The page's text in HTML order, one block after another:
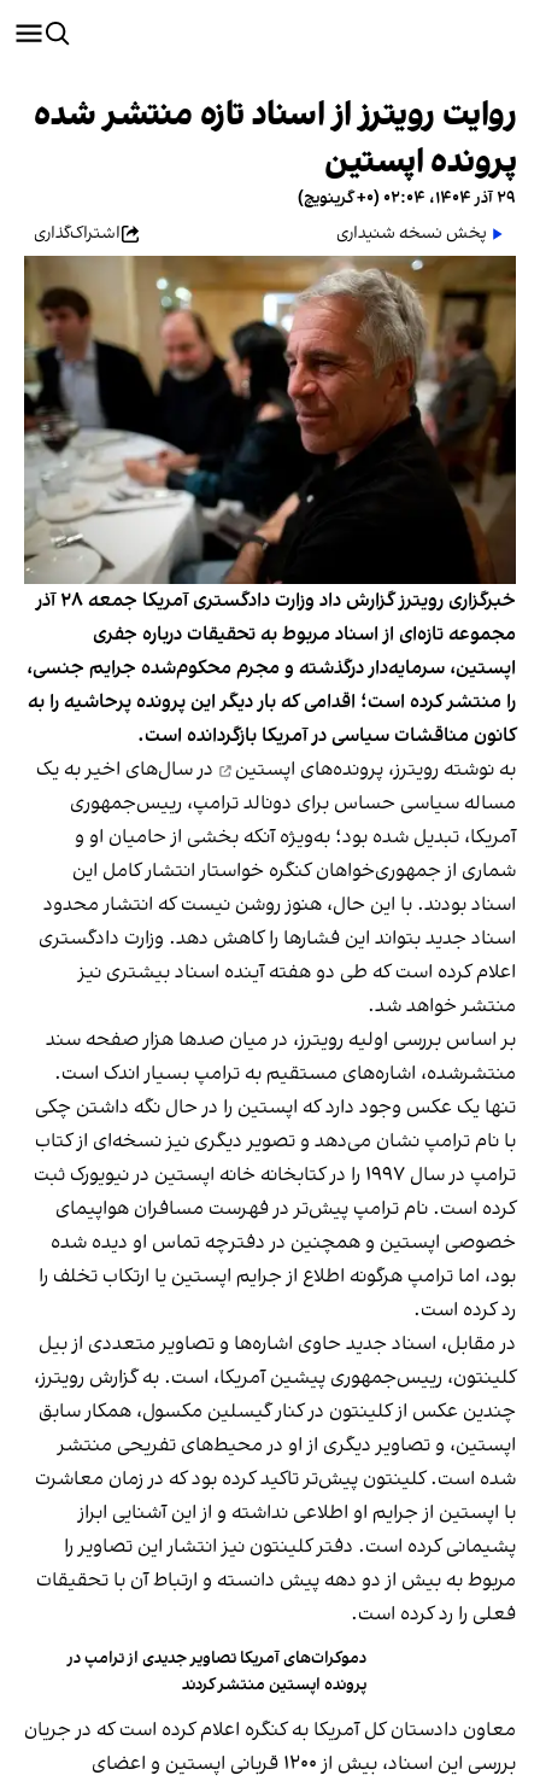
روایت رویترز از اسناد تازه منتشر شده
پرونده اپستین
۲۹ آذر ۱۴۰۴، ۰۲:۰۴ (‎+۰ گرینویچ)
پخش نسخه شنیداری
اشتراک‌گذاری
خبرگزاری رویترز گزارش داد وزارت دادگستری آمریکا جمعه ۲۸ آذر
مجموعه تازه‌ای از اسناد مربوط به تحقیقات درباره جفری
اپستین، سرمایه‌دار درگذشته و مجرم محکوم‌شده جرایم جنسی،
را منتشر کرده است؛ اقدامی که بار دیگر این پرونده پرحاشیه را به
کانون مناقشات سیاسی در آمریکا بازگردانده است.
به نوشته رویترز، پرونده‌های اپستین
در سال‌های اخیر به یک
مساله سیاسی حساس برای دونالد ترامپ، ريیس‌جمهوری
آمریکا، تبدیل شده بود؛ به‌ویژه آنکه بخشی از حامیان او و
شماری از جمهوری‌خواهان کنگره خواستار انتشار کامل این
اسناد بودند. با این حال، هنوز روشن نیست که انتشار محدود
اسناد جدید بتواند این فشارها را کاهش دهد. وزارت دادگستری
اعلام کرده است که طی دو هفته آینده اسناد بیشتری نیز
منتشر خواهد شد.
بر اساس بررسی اولیه رویترز، در میان صدها هزار صفحه سند
منتشرشده، اشاره‌های مستقیم به ترامپ بسیار اندک است.
تنها یک عکس وجود دارد که اپستین را در حال نگه داشتن چکی
با نام ترامپ نشان می‌دهد و تصویر دیگری نیز نسخه‌ای از کتاب
ترامپ در سال ۱۹۹۷ را در کتابخانه خانه اپستین در نیویورک ثبت
کرده است. نام ترامپ پیش‌تر در فهرست مسافران هواپیمای
خصوصی اپستین و همچنین در دفترچه تماس او دیده شده
بود، اما ترامپ هرگونه اطلاع از جرایم اپستین یا ارتکاب تخلف را
رد کرده است.
در مقابل، اسناد جدید حاوی اشاره‌ها و تصاویر متعددی از بیل
کلینتون، ريیس‌جمهوری پیشین آمریکا، است. به گزارش رویترز،
چندین عکس از کلینتون در کنار گیسلین مکسول، همکار سابق
اپستین، و تصاویر دیگری از او در محیط‌های تفریحی منتشر
شده است. کلینتون پیش‌تر تاکید کرده بود که در زمان معاشرت
با اپستین از جرایم او اطلاعی نداشته و از این آشنایی ابراز
پشیمانی کرده است. دفتر کلینتون نیز انتشار این تصاویر را
مربوط به بیش از دو دهه پیش دانسته و ارتباط آن با تحقیقات
فعلی را رد کرده است.
دموکرات‌های آمریکا تصاویر جدیدی از ترامپ در
پرونده اپستین منتشر کردند
معاون دادستان کل آمریکا به کنگره اعلام کرده است که در جریان
بررسی این اسناد، بیش از ۱۲۰۰ قربانی اپستین و اعضای